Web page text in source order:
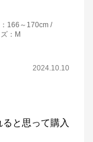
： 166～170cm
： M
2024.10.10
と思って購入